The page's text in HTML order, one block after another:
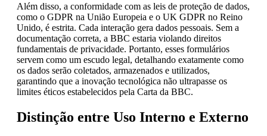
Além disso, a conformidade com as leis de proteção de dados,
como o GDPR na União Europeia e o UK GDPR no Reino
Unido, é estrita. Cada interação gera dados pessoais. Sem a
documentação correta, a BBC estaria violando direitos
fundamentais de privacidade. Portanto, esses formulários
servem como um escudo legal, detalhando exatamente como
os dados serão coletados, armazenados e utilizados,
garantindo que a inovação tecnológica não ultrapasse os
limites éticos estabelecidos pela Carta da BBC.
Distinção entre Uso Interno e Externo